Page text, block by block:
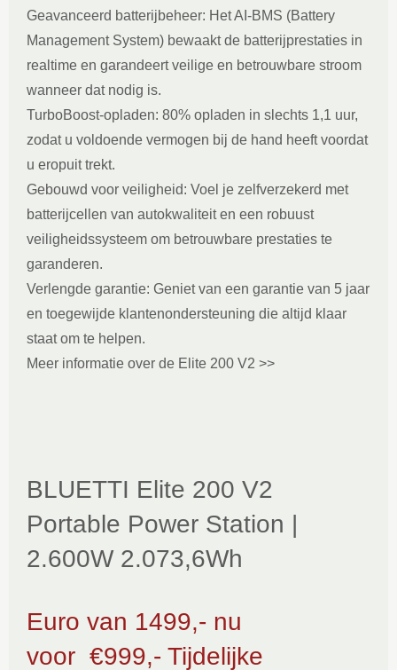
Geavanceerd batterijbeheer: Het AI-BMS (Battery
Management System) bewaakt de batterijprestaties in
realtime en garandeert veilige en betrouwbare stroom
wanneer dat nodig is.
TurboBoost-opladen: 80% opladen in slechts 1,1 uur,
zodat u voldoende vermogen bij de hand heeft voordat
u eropuit trekt.
Gebouwd voor veiligheid: Voel je zelfverzekerd met
batterijcellen van autokwaliteit en een robuust
veiligheidssysteem om betrouwbare prestaties te
garanderen.
Verlengde garantie: Geniet van een garantie van 5 jaar
en toegewijde klantenondersteuning die altijd klaar
staat om te helpen.
Meer informatie over de Elite 200 V2 >>
BLUETTI Elite 200 V2
Portable Power Station |
2.600W 2.073,6Wh
Euro van 1499,- nu
voor €999,- Tijdelijke